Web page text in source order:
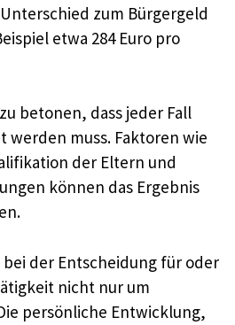
zum Bürgergeld
etwa 284 Euro pro
betonen, dass jeder Fall
muss. Faktoren wie
der Eltern und
können das Ergebnis
der Entscheidung für oder
nicht nur um
persönliche Entwicklung,